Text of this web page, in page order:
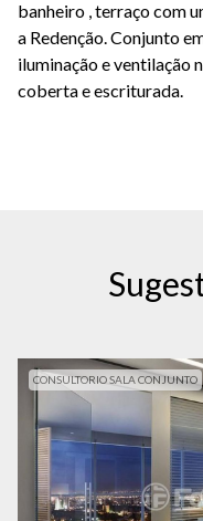
banheiro , terraço com
a Redenção. Conjunto
iluminação e ventilação
coberta e escriturada.
CONSULTORIO SALA CONJUNTO